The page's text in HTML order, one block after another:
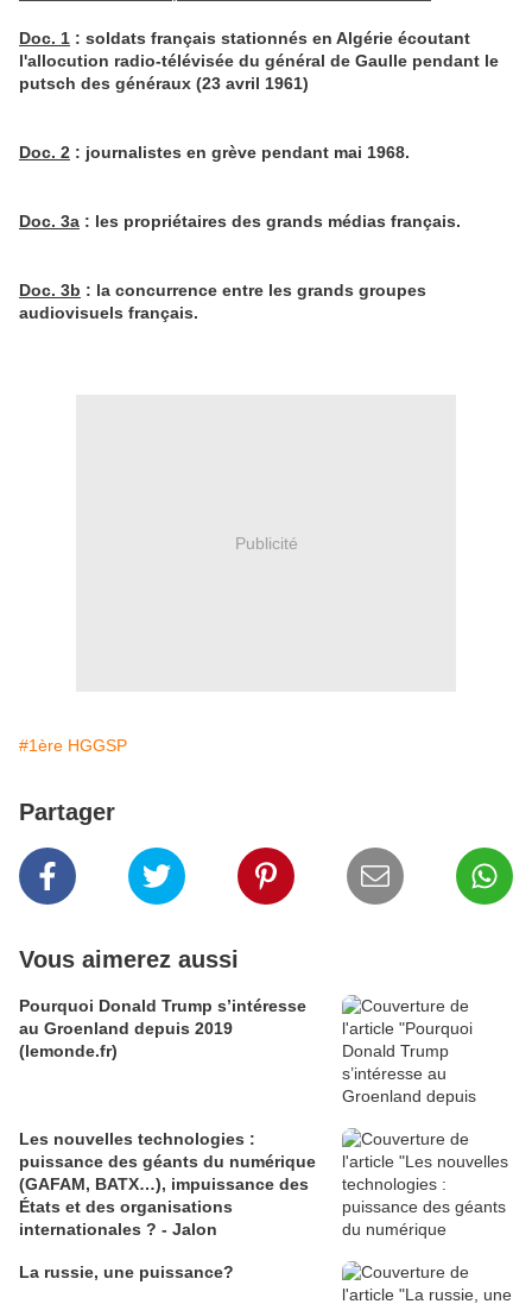
Doc. 1 : soldats français stationnés en Algérie écoutant
l'allocution radio-télévisée du général de Gaulle pendant le
putsch des généraux (23 avril 1961)
Doc. 2 : journalistes en grève pendant mai 1968.
Doc. 3a : les propriétaires des grands médias français.
Doc. 3b : la concurrence entre les grands groupes
audiovisuels français.
Publicité
#1ère HGGSP
Partager
Vous aimerez aussi
Pourquoi Donald Trump s’intéresse
au Groenland depuis 2019
(lemonde.fr)
Les nouvelles technologies :
puissance des géants du numérique
(GAFAM, BATX…), impuissance des
États et des organisations
internationales ? - Jalon
La russie, une puissance?